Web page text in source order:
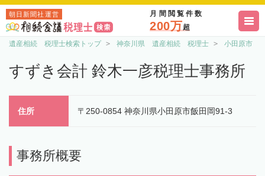
朝日新聞社運営 月間閲覧件数
200万超
遺産相続 税理士検索トップ 神奈川県 遺産相続 税理士 小田原市
すずき会計 鈴木一彦税理士事務所
住所 〒250-0854 神奈川県小田原市飯田岡91-3
事務所概要